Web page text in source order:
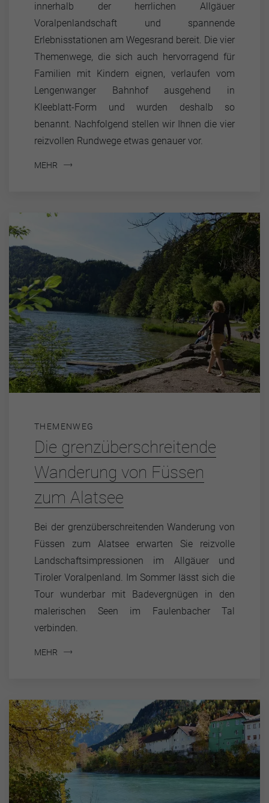
innerhalb der herrlichen Allgäuer
Voralpenlandschaft und spannende
Erlebnisstationen am Wegesrand bereit. Die vier
Themenwege, die sich auch hervorragend für
Familien mit Kindern eignen, verlaufen vom
Lengenwanger Bahnhof ausgehend in
Kleeblatt-Form und wurden deshalb so
benannt. Nachfolgend stellen wir Ihnen die vier
reizvollen Rundwege etwas genauer vor.
MEHR
THEMENWEG
Die grenzüberschreitende
Wanderung von Füssen
zum Alatsee
Bei der grenzüberschreitenden Wanderung von
Füssen zum Alatsee erwarten Sie reizvolle
Landschaftsimpressionen im Allgäuer und
Tiroler Voralpenland. Im Sommer lässt sich die
Tour wunderbar mit Badevergnügen in den
malerischen Seen im Faulenbacher Tal
verbinden.
MEHR